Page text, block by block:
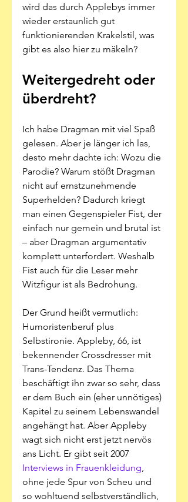
wird das durch Applebys immer
wieder erstaunlich gut
funktionierenden Krakelstil, was
gibt es also hier zu mäkeln?
Weitergedreht oder
überdreht?
Ich habe Dragman mit viel Spaß
gelesen. Aber je länger ich las,
desto mehr dachte ich: Wozu die
Parodie? Warum stößt Dragman
nicht auf ernstzunehmende
Superhelden? Dadurch kriegt
man einen Gegenspieler Fist, der
einfach nur gemein und brutal ist
– aber Dragman argumentativ
komplett unterfordert. Weshalb
Fist auch für die Leser mehr
Witzfigur ist als Bedrohung.
Der Grund heißt vermutlich:
Humoristenberuf plus
Selbstironie. Appleby, 66, ist
bekennender Crossdresser mit
Trans-Tendenz. Das Thema
beschäftigt ihn zwar so sehr, dass
er dem Buch ein (eher unnötiges)
Kapitel zu seinem Lebenswandel
angehängt hat. Aber Appleby
wagt sich nicht erst jetzt nervös
ans Licht. Er gibt seit 2007
Interviews in Frauenkleidung
ohne jede Spur von Scheu und
so wohltuend selbstverständlich,